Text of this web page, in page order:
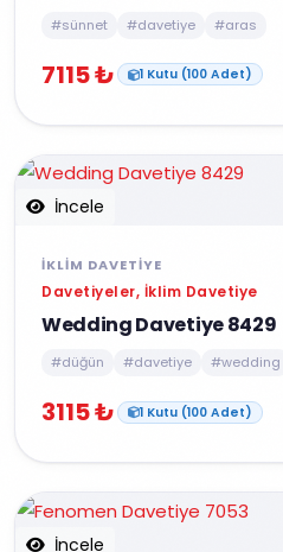
#sünnet #davetiye #aras
7115 ₺ 1 Kutu (100 Adet)
İncele
İKLIM DAVETIYE
Davetiyeler, İklim Davetiye
Wedding Davetiye 8429
#düğün #davetiye #wedding
3115 ₺ 1 Kutu (100 Adet)
İncele